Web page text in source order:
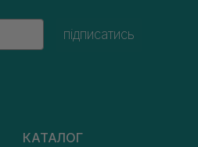
підписатись
КАТАЛОГ